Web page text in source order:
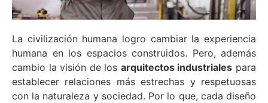
La civilización humana logro cambiar la experiencia
humana en los espacios construidos. Pero, además
cambio la visión de los arquitectos industriales para
establecer relaciones más estrechas y respetuosas
con la naturaleza y sociedad. Por lo que, cada diseño